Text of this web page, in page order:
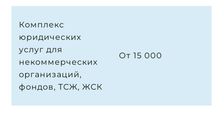
Комплекс
юридических
услуг для
некоммерческих
организаций,
фондов, ТСЖ, ЖСК
От 15 000